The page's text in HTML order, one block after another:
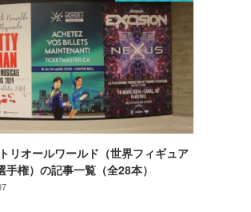
リオールワールド（世界フィギュア
手権）の記事一覧（全28本）